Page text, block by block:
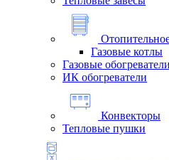
Газовые котлы
Газовые обогреватели
ИК обогреватели
Конвекторы
Тепловые пушки